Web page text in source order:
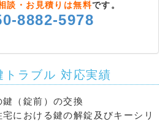
談・お見積りは無料です。
8882-5978
トラブル 対応実績
鍵（錠前）の交換
宅における鍵の解錠及びキーシリ